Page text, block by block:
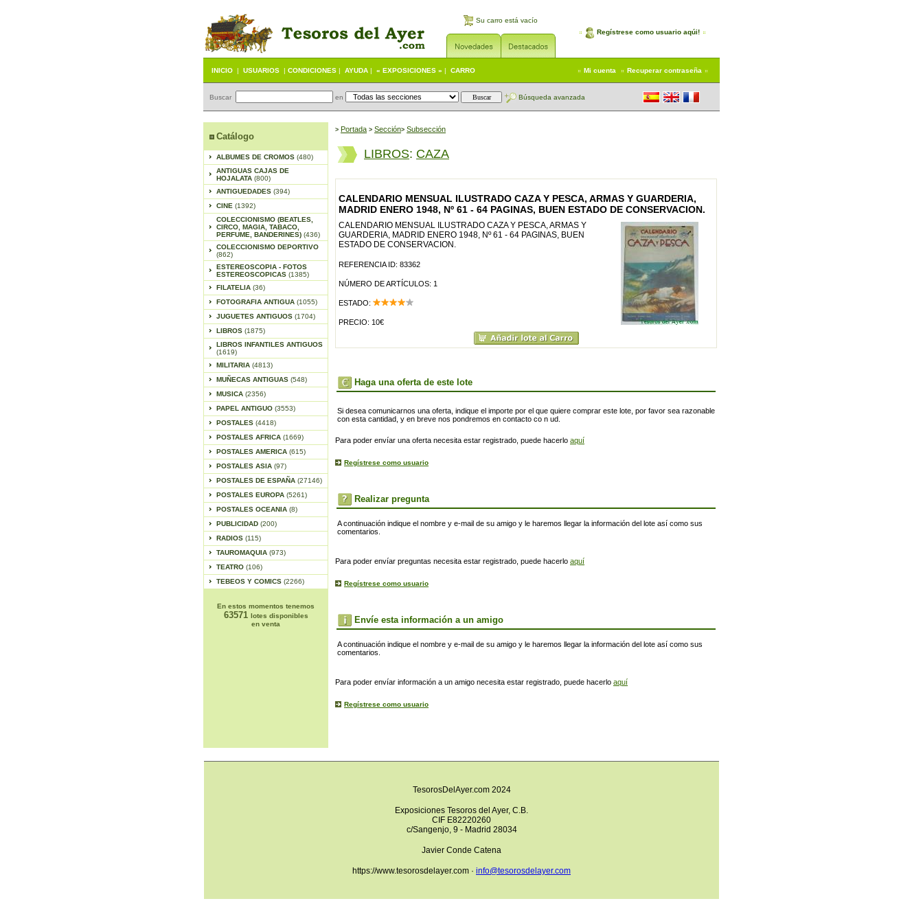
Su carro está vacío
Regístrese como usuario aqúi!
INICIO | USUARIOS | CONDICIONES | AYUDA | « EXPOSICIONES » | CARRO Mi cuenta Recuperar contraseña
Buscar en Búsqueda avanzada
Catálogo
ALBUMES DE CROMOS (480)
ANTIGUAS CAJAS DE
HOJALATA (800)
ANTIGUEDADES (394)
CINE (1392)
COLECCIONISMO (BEATLES,
CIRCO, MAGIA, TABACO,
PERFUME, BANDERINES) (436)
COLECCIONISMO DEPORTIVO
(862)
ESTEREOSCOPIA - FOTOS
ESTEREOSCOPICAS (1385)
FILATELIA (36)
FOTOGRAFIA ANTIGUA (1055)
JUGUETES ANTIGUOS (1704)
LIBROS (1875)
LIBROS INFANTILES ANTIGUOS
(1619)
MILITARIA (4813)
MUÑECAS ANTIGUAS (548)
MUSICA (2356)
PAPEL ANTIGUO (3553)
POSTALES (4418)
POSTALES AFRICA (1669)
POSTALES AMERICA (615)
POSTALES ASIA (97)
POSTALES DE ESPAÑA (27146)
POSTALES EUROPA (5261)
POSTALES OCEANIA (8)
PUBLICIDAD (200)
RADIOS (115)
TAUROMAQUIA (973)
TEATRO (106)
TEBEOS Y COMICS (2266)
En estos momentos tenemos
63571 lotes disponibles
en venta
> Portada > Sección> Subsección
LIBROS: CAZA
CALENDARIO MENSUAL ILUSTRADO CAZA Y PESCA, ARMAS Y GUARDERIA,
MADRID ENERO 1948, Nº 61 - 64 PAGINAS, BUEN ESTADO DE CONSERVACION.
CALENDARIO MENSUAL ILUSTRADO CAZA Y PESCA, ARMAS Y
GUARDERIA, MADRID ENERO 1948, Nº 61 - 64 PAGINAS, BUEN
ESTADO DE CONSERVACION.
REFERENCIA ID: 83362
NÚMERO DE ARTÍCULOS: 1
ESTADO:
PRECIO: 10€
Haga una oferta de este lote
Si desea comunicarnos una oferta, indique el importe por el que quiere comprar este lote, por favor sea razonable
con esta cantidad, y en breve nos pondremos en contacto co n ud.
Para poder envíar una oferta necesita estar registrado, puede hacerlo aquí
Regístrese como usuario
Realizar pregunta
A continuación indique el nombre y e-mail de su amigo y le haremos llegar la información del lote así como sus
comentarios.
Para poder envíar preguntas necesita estar registrado, puede hacerlo aquí
Regístrese como usuario
Envíe esta información a un amigo
A continuación indique el nombre y e-mail de su amigo y le haremos llegar la información del lote así como sus
comentarios.
Para poder envíar información a un amigo necesita estar registrado, puede hacerlo aquí
Regístrese como usuario
TesorosDelAyer.com 2024
Exposiciones Tesoros del Ayer, C.B.
CIF E82220260
c/Sangenjo, 9 - Madrid 28034
Javier Conde Catena
https://www.tesorosdelayer.com · info@tesorosdelayer.com